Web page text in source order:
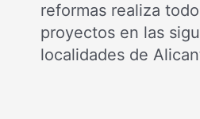
reformas realiza
proyectos en las
localidades de